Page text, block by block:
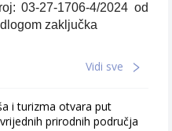
03-27-1706-4/2024 od
zaključka
Vidi sve
i turizma otvara put
prirodnih područja